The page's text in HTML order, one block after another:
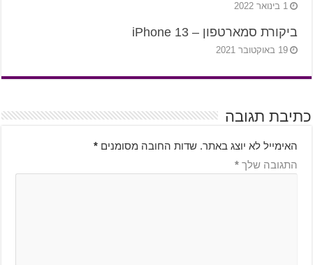
1 בינואר 2022
ביקורת סמארטפון – iPhone 13
19 באוקטובר 2021
כתיבת תגובה
האימייל לא יוצג באתר. שדות החובה מסומנים *
התגובה שלך *